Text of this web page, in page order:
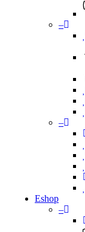
–
–
Eshop
–